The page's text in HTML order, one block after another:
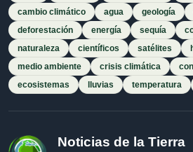
cambio climático
agua geología
deforestación
energía sequía
naturaleza
científicos satélites
medio ambiente
crisis climática
ecosistemas
lluvias temperatura
Noticias de la Tierra